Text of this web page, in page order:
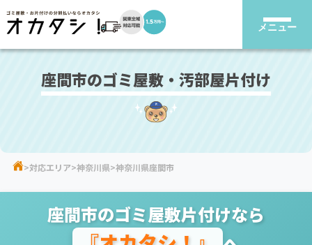
メニュー
座間市のゴミ屋敷・汚部屋片付け
対応エリア 神奈川県 神奈川県座間市
座間市のゴミ屋敷片付けなら